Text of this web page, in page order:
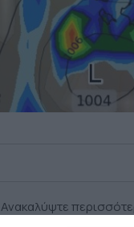
Ανακαλύψτε